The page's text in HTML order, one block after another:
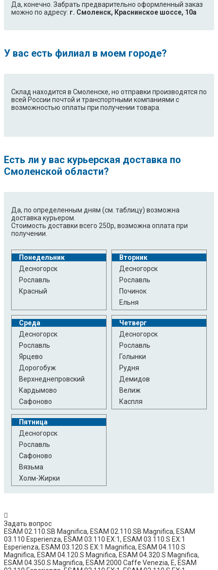
Да, конечно. Забрать предварительно оформленный заказ
можно по адресу: г. Смоленск, Краснинское шоссе, 10а
У вас есть филиал в моем городе?
Склад находится в Смоленске, но отправки производятся по
всей России почтой и транспортными компаниями с
возможностью оплаты при получении товара.
Есть ли у вас курьерская доставка по
Смоленской области?
Да, по определенным дням (см. таблицу) возможна
доставка курьером.
Стоимость доставки всего 250р, возможна оплата при
получении.
Понедельник
Десногорск
Рославль
Красный
Вторник
Десногорск
Рославль
Починок
Ельня
Среда
Десногорск
Рославль
Ярцево
Дорогобуж
Верхнеднепровский
Кардымово
Сафоново
Четверг
Десногорск
Рославль
Голынки
Рудня
Демидов
Велиж
Каспля
Пятница
Десногорск
Рославль
Сафоново
Вязьма
Холм-Жирки
Задать вопрос
ESAM 02.110.SB Magnifica, ESAM 02.110.SB Magnifica, ESAM
03.110 Esperienza, ESAM 03.110 EX:1, ESAM 03.110.S EX:1
Esperienza, ESAM 03.120.S EX:1 Magnifica, ESAM 04.110.S
Magnifica, ESAM 04.120.S Magnifica, ESAM 04.320.S Magnifica,
ESAM 04.350.S Magnifica, ESAM 2000 Caffe Venezia, E, ESAM